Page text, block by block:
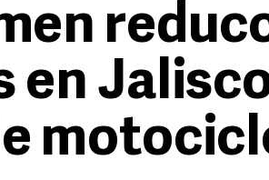
en